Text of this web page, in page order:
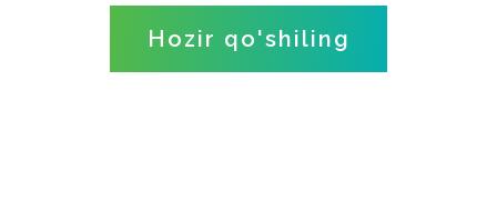
Hozir qo'shiling